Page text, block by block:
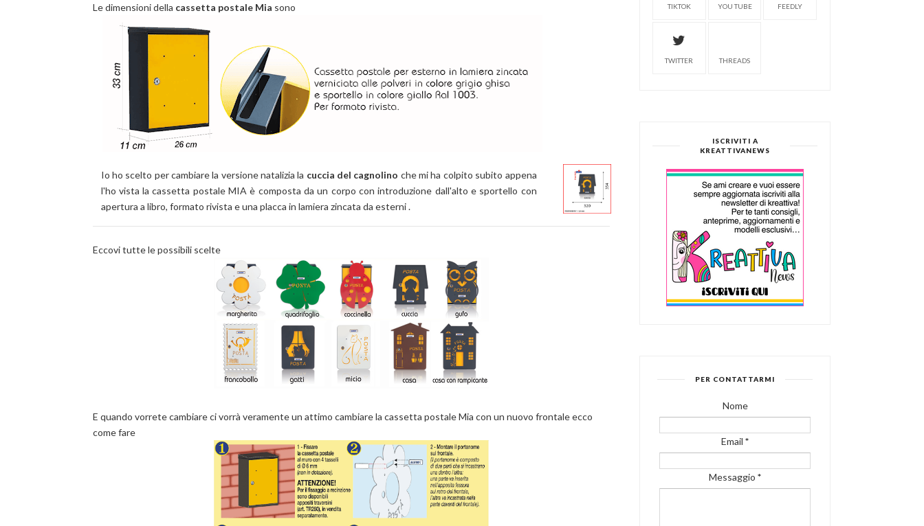
Le dimensioni della cassetta postale Mia sono
Io ho scelto per cambiare la versione natalizia la cuccia del cagnolino che mi ha colpito subito appena
l'ho vista lacassetta postale MIAè composta da un corpo con introduzione dall'alto e sportello con
apertura a libro, formato rivista e una placca in lamiera zincata da esterni .
Eccovi tutte le possibili scelte
E quando vorrete cambiare ci vorrà veramente un attimo cambiare la cassetta postale Mia con un nuovo frontale ecco
come fare
TIKTOK YOU TUBE FEEDLY
TWITTER THREADS
ISCRIVITI A
KREATTIVANEWS
PER CONTATTARMI
Nome
Email*
Messaggio*